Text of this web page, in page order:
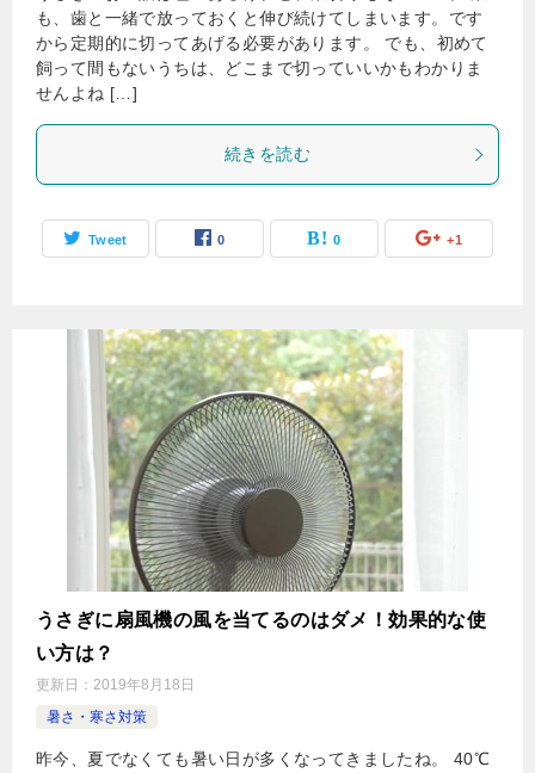
も、歯と一緒で放っておくと伸び続けてしまいます。です
から定期的に切ってあげる必要があります。 でも、初めて
飼って間もないうちは、どこまで切っていいかもわかりま
せんよね […]
続きを読む
Tweet 0 0 +1
うさぎに扇風機の風を当てるのはダメ！効果的な使
い方は？
更新日： 2019年8月18日
暑さ・寒さ対策
昨今、夏でなくても暑い日が多くなってきましたね。 40℃